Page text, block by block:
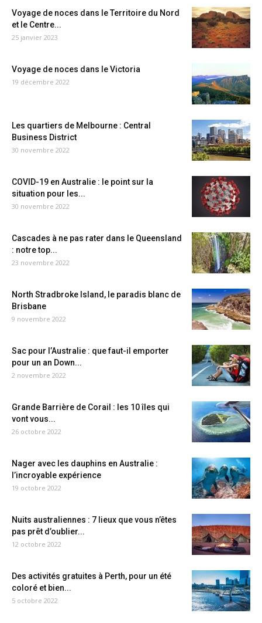
Voyage de noces dans le Territoire du Nord
et le Centre...
25 janvier 2023
Voyage de noces dans le Victoria
19 décembre 2022
Les quartiers de Melbourne : Central
Business District
30 novembre 2022
COVID-19 en Australie : le point sur la
situation pour les...
30 novembre 2022
Cascades à ne pas rater dans le Queensland
: notre top...
23 novembre 2022
North Stradbroke Island, le paradis blanc de
Brisbane
9 novembre 2022
Sac pour l’Australie : que faut-il emporter
pour un an Down...
2 novembre 2022
Grande Barrière de Corail : les 10 îles qui
vont vous...
26 octobre 2022
Nager avec les dauphins en Australie :
l’incroyable expérience
19 octobre 2022
Nuits australiennes : 7 lieux que vous n’êtes
pas prêt d’oublier...
12 octobre 2022
Des activités gratuites à Perth, pour un été
coloré et bien...
5 octobre 2022